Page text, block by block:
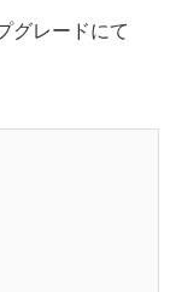
グレードにて